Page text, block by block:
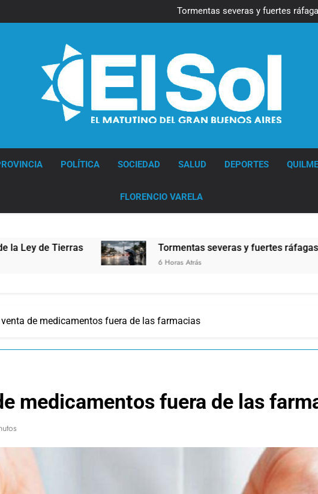
Tormentas severas y fuertes
Senado debate el proyecto
Tormentas severas y fuertes
Senado debate el proyecto
Día del Cirujano Torácico: una
POLÍTICA SOCIEDAD SALUD DEPORTES
FLORENCIO VARELA
Tormentas severas y fuertes ráfagas de viento: más
6 Horas Atrás
de medicamentos fuera de las farmacias
medicamentos fuera de las